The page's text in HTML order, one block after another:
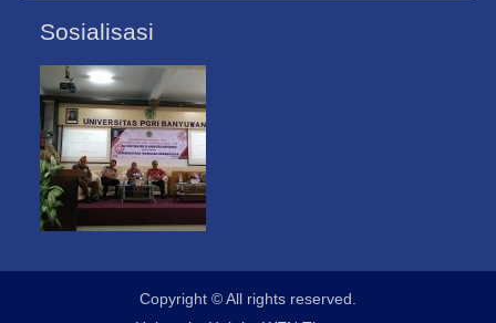
Sosialisasi
Copyright © All rights reserved.